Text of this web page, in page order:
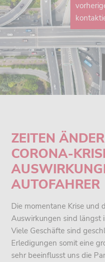
ZEITEN
CORONA-
AUTOFAHRER
Die momentane Krise und
Auswirkungen sind längst
Viele Geschäfte sind
Erledigungen somit eine
sehr beeinflusst uns die